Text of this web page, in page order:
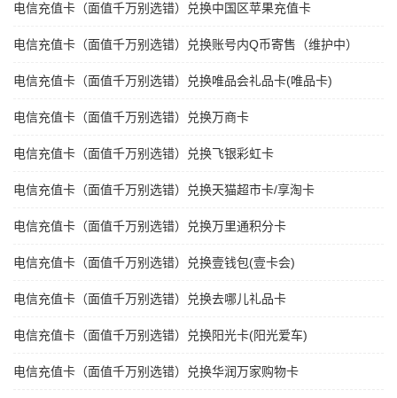
电信充值卡（面值千万别选错）兑换中国区苹果充值卡
电信充值卡（面值千万别选错）兑换账号内Q币寄售（维护中）
电信充值卡（面值千万别选错）兑换唯品会礼品卡(唯品卡)
电信充值卡（面值千万别选错）兑换万商卡
电信充值卡（面值千万别选错）兑换飞银彩虹卡
电信充值卡（面值千万别选错）兑换天猫超市卡/享淘卡
电信充值卡（面值千万别选错）兑换万里通积分卡
电信充值卡（面值千万别选错）兑换壹钱包(壹卡会)
电信充值卡（面值千万别选错）兑换去哪儿礼品卡
电信充值卡（面值千万别选错）兑换阳光卡(阳光爱车)
电信充值卡（面值千万别选错）兑换华润万家购物卡